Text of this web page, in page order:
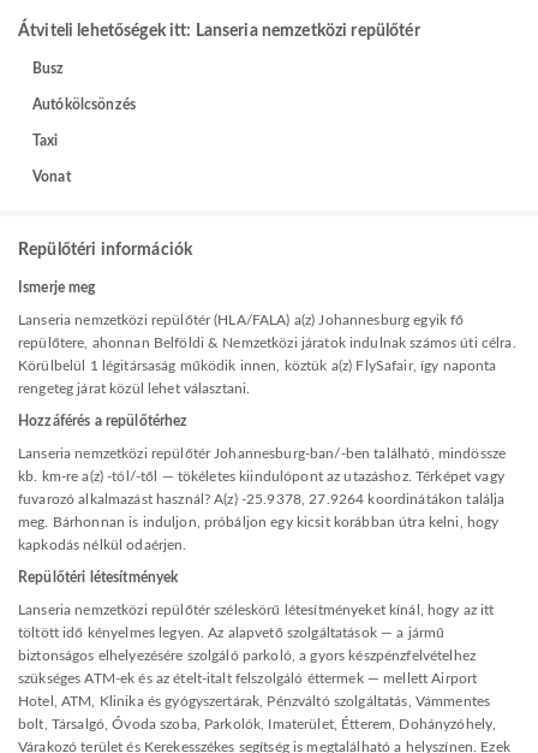
Átviteli lehetőségek itt: Lanseria nemzetközi repülőtér
Busz
Autókölcsönzés
Taxi
Vonat
Repülőtéri információk
Ismerje meg
Lanseria nemzetközi repülőtér (HLA/FALA) a(z) Johannesburg egyik fő
repülőtere, ahonnan Belföldi & Nemzetközi járatok indulnak számos úti célra.
Körülbelül 1 légitársaság működik innen, köztük a(z) FlySafair, így naponta
rengeteg járat közül lehet választani.
Hozzáférés a repülőtérhez
Lanseria nemzetközi repülőtér Johannesburg-ban/-ben található, mindössze
kb. km-re a(z) -tól/-től — tökéletes kiindulópont az utazáshoz. Térképet vagy
fuvarozó alkalmazást használ? A(z) -25.9378, 27.9264 koordinátákon találja
meg. Bárhonnan is induljon, próbáljon egy kicsit korábban útra kelni, hogy
kapkodás nélkül odaérjen.
Repülőtéri létesítmények
Lanseria nemzetközi repülőtér széleskörű létesítményeket kínál, hogy az itt
töltött idő kényelmes legyen. Az alapvető szolgáltatások — a jármű
biztonságos elhelyezésére szolgáló parkoló, a gyors készpénzfelvételhez
szükséges ATM-ek és az ételt-italt felszolgáló éttermek — mellett Airport
Hotel, ATM, Klinika és gyógyszertárak, Pénzváltó szolgáltatás, Vámmentes
bolt, Társalgó, Óvoda szoba, Parkolók, Imaterület, Étterem, Dohányzóhely,
Várakozó terület és Kerekesszékes segítség is megtalálható a helyszínen. Ezek